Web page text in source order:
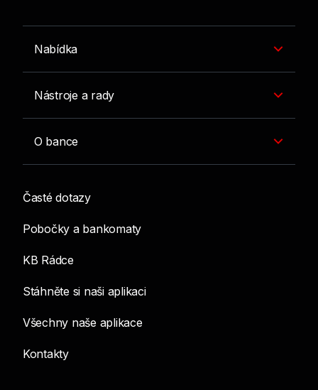
Nabídka
Nástroje a rady
O bance
Časté dotazy
Pobočky a bankomaty
KB Rádce
Stáhněte si naši aplikaci
Všechny naše aplikace
Kontakty